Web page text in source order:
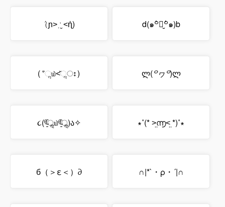
(ٛɲ˃ ˑ̣̮ ˂ٛɳ) d(๑꒪່౪̮꒪່๑)b
( ˃̆ૢ௰˂̆ૢഃ ) ლ(꒪ヮ꒪)ლ
૮(ᶿ̴͈᷇ॢ௰ᶿ̴͈᷆ॢ)ა✧ ∗˚(* ˃̤൬˂̤ *)˚∗
б（＞ε＜）∂ ∩|*`・ρ・´|∩